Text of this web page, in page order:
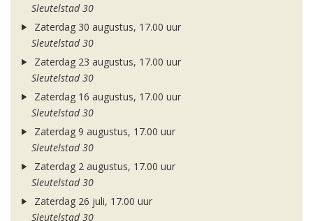
Sleutelstad 30
Zaterdag 30 augustus, 17.00 uur
Sleutelstad 30
Zaterdag 23 augustus, 17.00 uur
Sleutelstad 30
Zaterdag 16 augustus, 17.00 uur
Sleutelstad 30
Zaterdag 9 augustus, 17.00 uur
Sleutelstad 30
Zaterdag 2 augustus, 17.00 uur
Sleutelstad 30
Zaterdag 26 juli, 17.00 uur
Sleutelstad 30